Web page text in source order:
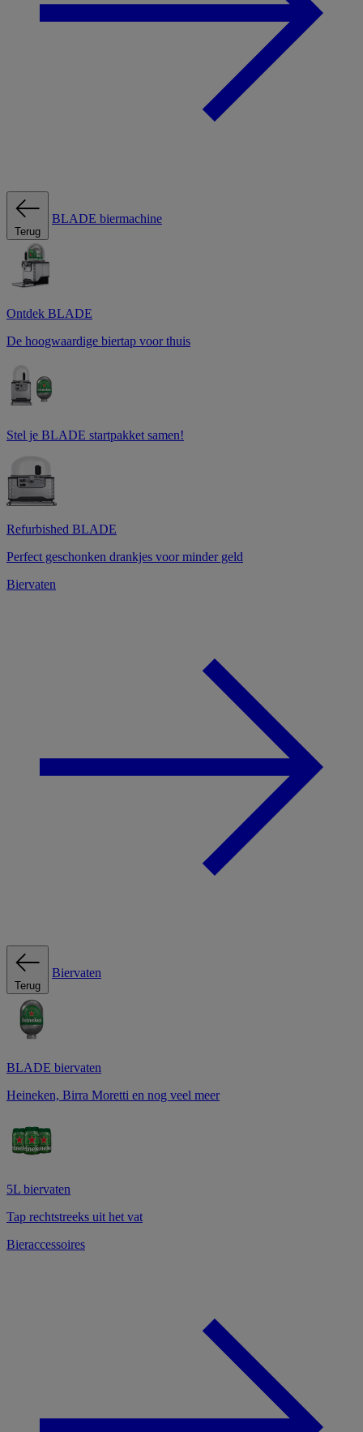
Terug
BLADE biermachine
Ontdek BLADE
De hoogwaardige biertap voor thuis
Stel je BLADE startpakket samen!
Refurbished BLADE
Perfect geschonken drankjes voor minder geld
Biervaten
Terug
Biervaten
BLADE biervaten
Heineken, Birra Moretti en nog veel meer
5L biervaten
Tap rechtstreeks uit het vat
Bieraccessoires